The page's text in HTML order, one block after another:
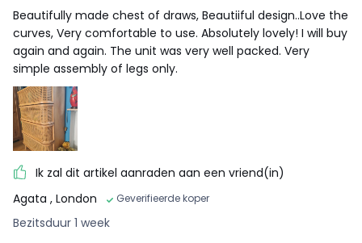
Beautifully made chest of draws, Beautiiful design..Love the
curves, Very comfortable to use. Absolutely lovely! I will buy
again and again. The unit was very well packed. Very
simple assembly of legs only.
Ik zal dit artikel aanraden aan een vriend(in)
Agata , London Geverifieerde koper
Bezitsduur 1 week